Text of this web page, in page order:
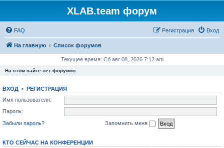
XLAB.team форум
FAQ Вход
Регистрация
На главную Список форумов
Текущее время: Сб авг 08, 2026 7:12 am
На этом сайте нет форумов.
ВХОД • РЕГИСТРАЦИЯ
Имя пользователя:
Пароль:
Забыли пароль?
Запомнить меня
КТО СЕЙЧАС НА КОНФЕРЕНЦИИ